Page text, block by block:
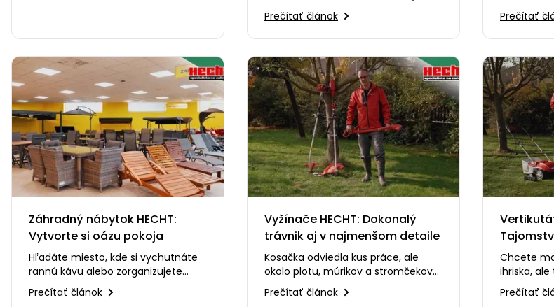
pre malých nadšencov do terénnej
jazdy. Spája…
Prečítať článok
hromadou
pracného
Prečítať
Záhradný nábytok HECHT:
Vytvorte si oázu pokoja
Hľadáte miesto, kde si vychutnáte
rannú kávu alebo zorganizujete
grilovačku s priateľmi? ☕🍔 V tomto
videu vám…
Prečítať článok
Vyžínače HECHT: Dokonalý
trávnik aj v najmenšom detaile
Kosačka odviedla kus práce, ale
okolo plotu, múrikov a stromčekov
to stále nie je ono? 🧐 V tomto
videu vám predstavíme…
Prečítať článok
trávnika
Chcete
ihriska,
plsť? ⛳ V
ukážeme,
Prečítať